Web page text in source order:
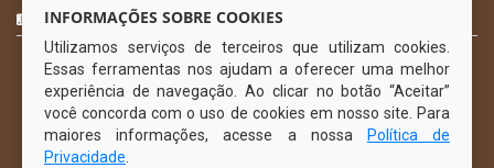
CURTA NOSSA FAN PAGE
INFORMAÇÕES SOBRE COOKIES
Utilizamos serviços de terceiros que utilizam cookies.
Essas ferramentas nos ajudam a oferecer uma melhor
experiência de navegação. Ao clicar no botão “Aceitar”
você concorda com o uso de cookies em nosso site. Para
maiores informações, acesse a nossa
Política de
Privacidade